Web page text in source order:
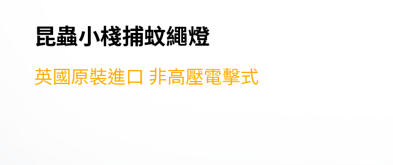
昆蟲小棧捕蚊繩燈
英國原裝進口 非高壓電擊式